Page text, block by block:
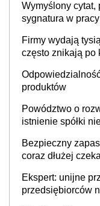
Wymyślony cytat,
sygnatura w
Firmy wydają
często znikają po
produktów
Powództwo o
istnienie spółki
Bezpieczny
coraz dłużej
Ekspert: unijne
przedsiębiorców